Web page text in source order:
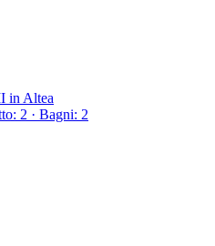
in Altea
2 · Bagni: 2